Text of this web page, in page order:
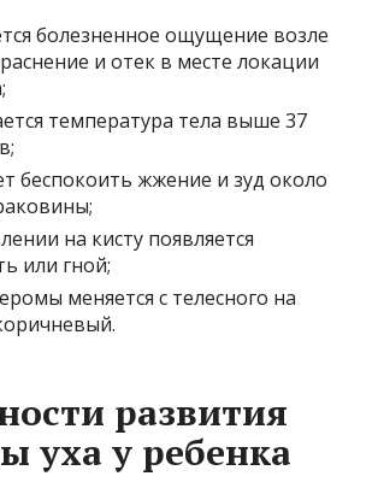
болезненное ощущение возле
и отек в месте локации
температура тела выше 37
беспокоить жжение и зуд около
на кисту появляется
или гной;
меняется с телесного на
развития
уха у ребенка